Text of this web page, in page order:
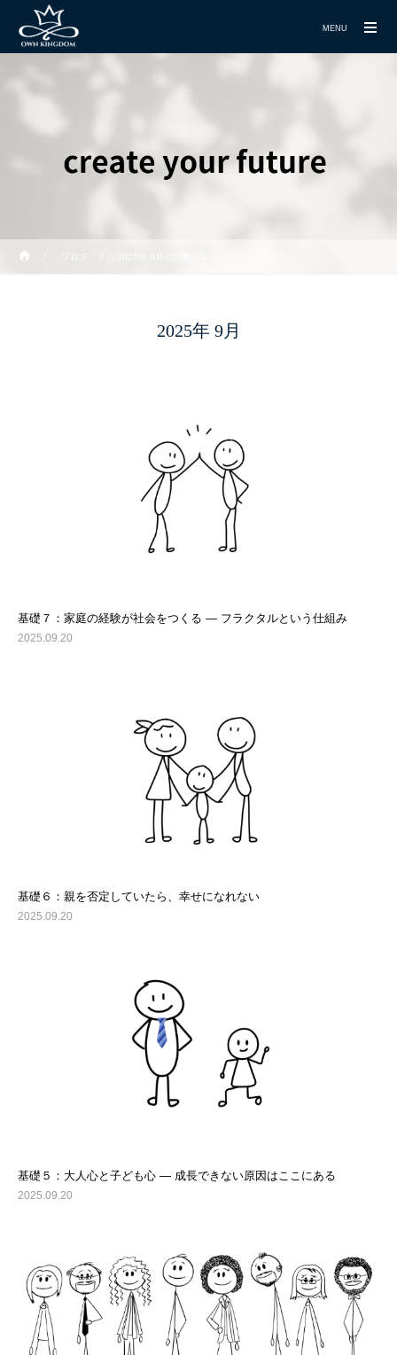
2025年 9月
基礎７：家庭の経験が社会をつくる ― フラクタルという仕組み
2025.09.20
基礎６：親を否定していたら、幸せになれない
2025.09.20
基礎５：大人心と子ども心 ― 成長できない原因はここにある
2025.09.20
MENU